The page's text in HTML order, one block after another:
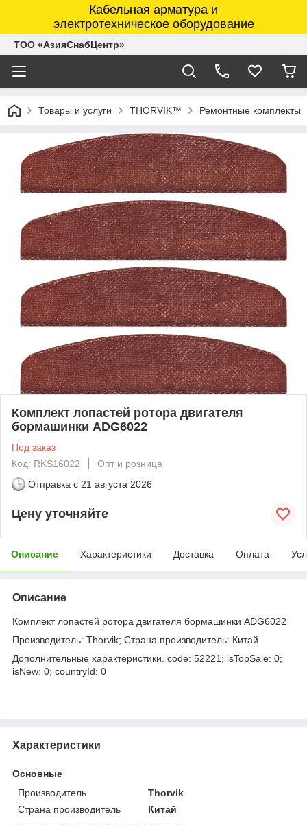
Кабельная арматура и
электротехническое оборудование
ТОО «АзияСнабЦентр»
Товары и услуги THORVIK™ Ремонтные комплекты
Комплект лопастей ротора двигателя
бормашинки ADG6022
Под заказ
Код: RKS16022
Опт и розница
Отправка с 21 августа 2026
Цену уточняйте
Описание Характеристики Доставка Оплата
Описание
Комплект лопастей ротора двигателя бормашинки ADG6022
Производитель: Thorvik; Страна производитель: Китай
Дополнительные характеристики. code: 52221; isTopSale: 0;
isNew: 0; countryId: 0
Характеристики
Основные
Производитель
Thorvik
Страна производитель
Китай